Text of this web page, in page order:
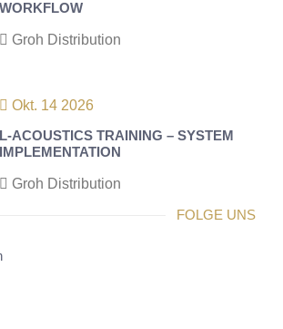
WORKFLOW
Groh Distribution
Okt. 14 2026
L-ACOUSTICS TRAINING – SYSTEM
IMPLEMENTATION
Groh Distribution
FOLGE UNS